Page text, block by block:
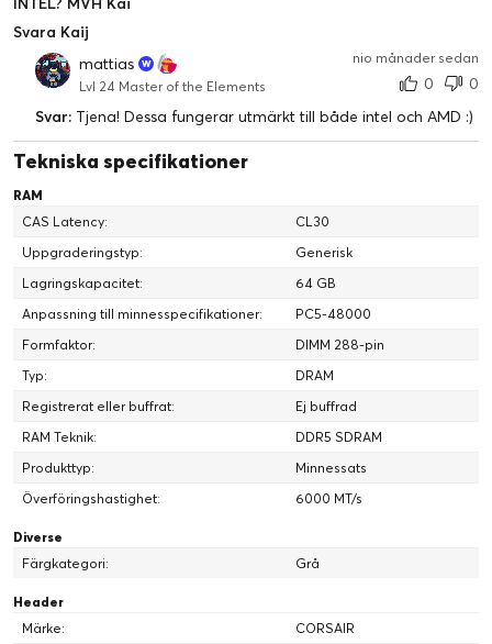
Svara Kaij
mattias
Lvl 24 Master of the Elements
nio månader sedan
0
0
Svar: Tjena! Dessa fungerar utmärkt till både intel och AMD :)
Tekniska specifikationer
RAM
CAS Latency:
CL30
Uppgraderingstyp:
Generisk
Lagringskapacitet:
64 GB
Anpassning till minnesspecifikationer:
PC5-48000
Formfaktor:
DIMM 288-pin
Typ:
DRAM
Registrerat eller buffrat:
Ej buffrad
RAM Teknik:
DDR5 SDRAM
Produkttyp:
Minnessats
Överföringshastighet:
6000 MT/s
Diverse
Färgkategori:
Grå
Header
Märke:
CORSAIR